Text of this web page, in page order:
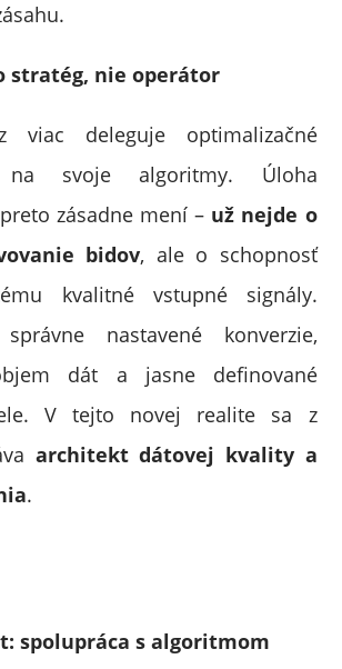
stratég, nie operátor
viac deleguje optimalizačné
na svoje algoritmy. Úloha
zásadne mení – už nejde o
bidov, ale o schopnosť
kvalitné vstupné signály.
nastavené konverzie,
dát a jasne definované
V tejto novej realite sa z
architekt dátovej kvality a
.
spolupráca s algoritmom